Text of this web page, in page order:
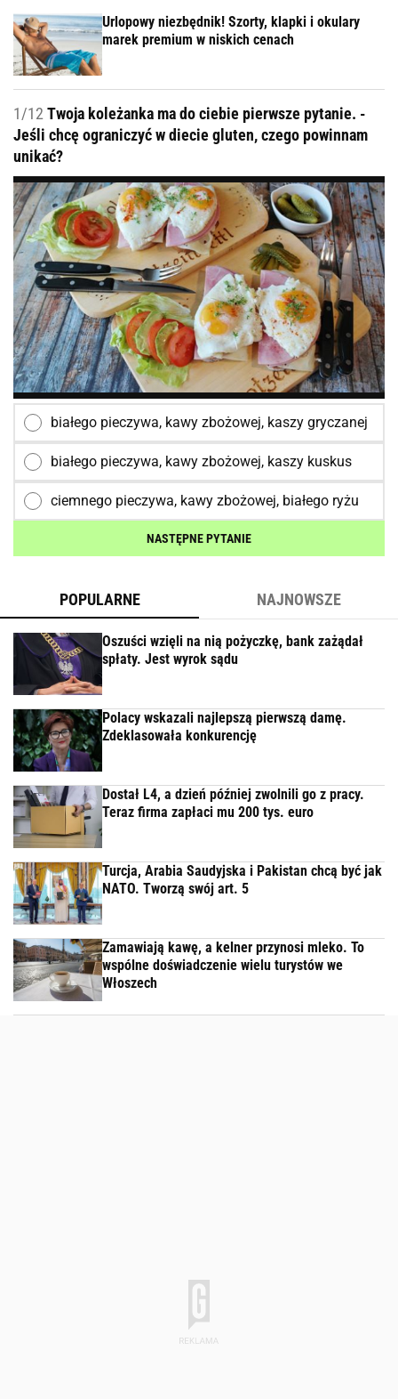
Urlopowy niezbędnik! Szorty, klapki i okulary
marek premium w niskich cenach
1/12 Twoja koleżanka ma do ciebie pierwsze pytanie. -
Jeśli chcę ograniczyć w diecie gluten, czego powinnam
unikać?
białego pieczywa, kawy zbożowej, kaszy gryczanej
białego pieczywa, kawy zbożowej, kaszy kuskus
ciemnego pieczywa, kawy zbożowej, białego ryżu
NASTĘPNE PYTANIE
POPULARNE NAJNOWSZE
Oszuści wzięli na nią pożyczkę, bank zażądał
spłaty. Jest wyrok sądu
Polacy wskazali najlepszą pierwszą damę.
Zdeklasowała konkurencję
Dostał L4, a dzień później zwolnili go z pracy.
Teraz firma zapłaci mu 200 tys. euro
Turcja, Arabia Saudyjska i Pakistan chcą być jak
NATO. Tworzą swój art. 5
Zamawiają kawę, a kelner przynosi mleko. To
wspólne doświadczenie wielu turystów we
Włoszech